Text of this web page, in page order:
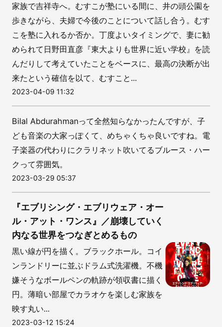
家族で吉祥寺へ。むすこが塾にいる間に、井の頭公園を
歩きながら、夫婦で今後のことについて話し合う。むす
こを塾に入れるか否か。丁度よいタイミングで、妻に勧
められて日野田直彦『東大よりも世界に近い学校』を読
んだりして考えていたことをベースに、最高の決断が出
来たという確信を以て、むすこと...
2023-04-09 11:32
Bilal Abdurahmanって全然知らなかったんですが、子
ども音楽の大家っぽくて、めちゃくちゃ良いですね。電
子楽器の代わりにクラリネット吹いてるブルース・ハー
クって雰囲気。
2023-03-29 05:37
『エブリシング・エブリウェア・オー
ル・アット・ワンス』／崩壊していく
内なる世界をつなぎとめるもの
黒い線が円を描く。ブラックホール。コイ
ンランドリーに並ぶドラム式洗濯機。不機
嫌そうなボールペンの軌跡が領収書に描く
円。薄暗い部屋でカラオケを楽しむ家族を
映す丸い...
2023-03-12 15:24